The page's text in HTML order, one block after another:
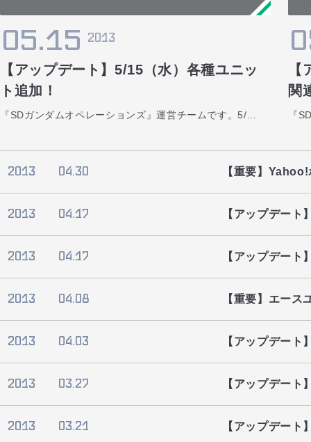
05.15 2013
【アップデート】5/15（水）各種ユニッ
ト追加！
『SDガンダムオペレーションズ』運営チームです。5/...
関
『
2013 04.30 【重要】
2013 04.17 【アップデート
2013 04.17 【アップデート
2013 04.08 【重要】エー
2013 04.03 【アップデート
2013 03.27 【アップデート
2013 03.21 【アップデー